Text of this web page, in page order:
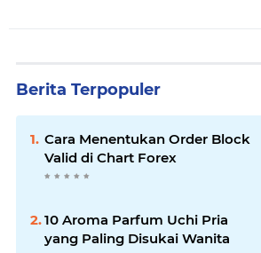
Berita Terpopuler
Cara Menentukan Order Block
Valid di Chart Forex
10 Aroma Parfum Uchi Pria
yang Paling Disukai Wanita